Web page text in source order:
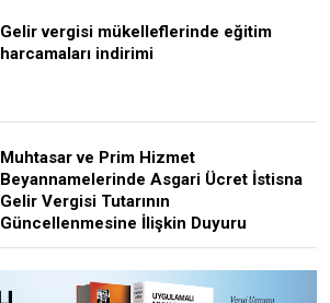
Gelir vergisi mükelleflerinde eğitim
harcamaları indirimi
Muhtasar ve Prim Hizmet
Beyannamelerinde Asgari Ücret İstisna
Gelir Vergisi Tutarının
Güncellenmesine İlişkin Duyuru